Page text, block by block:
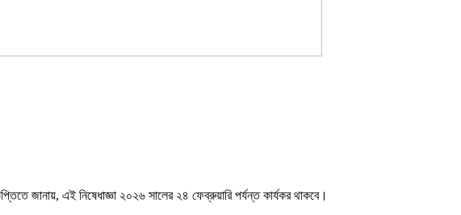
জানায়, এই নিষেধাজ্ঞা ২০২৬ সালের ২৪ ফেব্রুয়ারি পর্যন্ত কার্যকর থাকবে।